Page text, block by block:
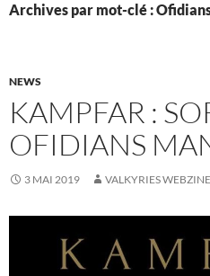
Archives par mot-clé :
NEWS
KAMPFAR :
OFIDIANS
3 MAI 2019 VALKYRIES WEBZINE